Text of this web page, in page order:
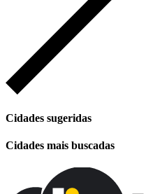
Cidades sugeridas
Cidades mais buscadas